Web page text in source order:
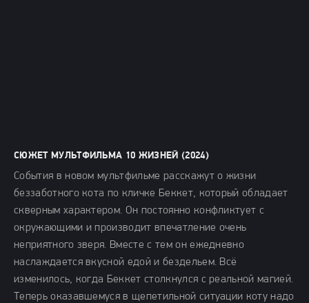
СЮЖЕТ МУЛЬТФИЛЬМА 10 ЖИЗНЕЙ (2024)
События в новом мультфильме расскажут о жизни
беззаботного кота по кличке Беккет, который обладает
скверным характером. Он постоянно конфликтует с
окружающими и производит впечатление очень
неприятного зверя. Вместе с тем он ежедневно
наслаждается вкусной едой и бездельем. Всё
изменилось, когда Беккет столкнулся с реальной магией.
Теперь оказавшемуся в щепетильной ситуации коту надо